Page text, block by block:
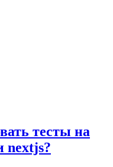
тесты на
nextjs?